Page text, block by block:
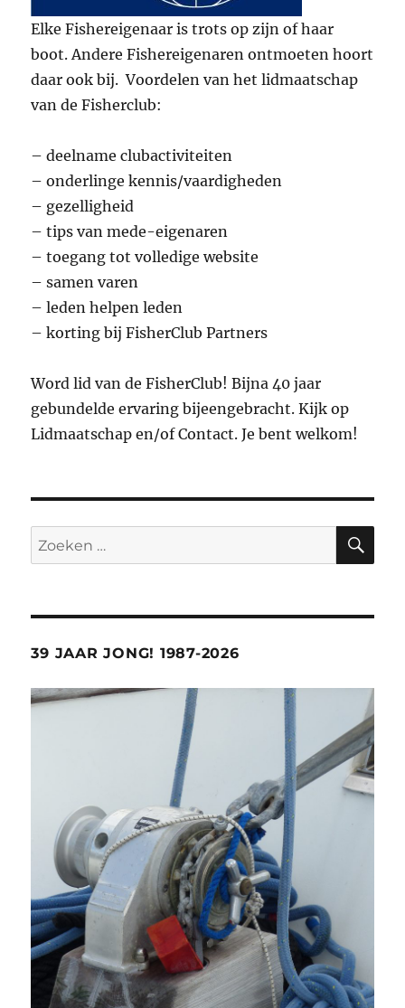
Elke Fishereigenaar is trots op zijn of haar
boot. Andere Fishereigenaren ontmoeten hoort
daar ook bij. Voordelen van het lidmaatschap
van de Fisherclub:
– deelname clubactiviteiten
– onderlinge kennis/vaardigheden
– gezelligheid
– tips van mede-eigenaren
– toegang tot volledige website
– samen varen
– leden helpen leden
– korting bij FisherClub Partners
Word lid van de FisherClub! Bijna 40 jaar
gebundelde ervaring bijeengebracht. Kijk op
Lidmaatschap en/of Contact. Je bent welkom!
Zoeken
naar:
39 JAAR JONG! 1987-2026